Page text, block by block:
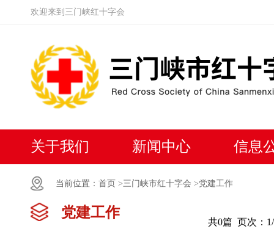
欢迎来到三门峡红十字会
关于我们 新闻中心 信息
当前位置： 首页 >三门峡市红十字会 >党建工作
党建工作
共0篇 页次：